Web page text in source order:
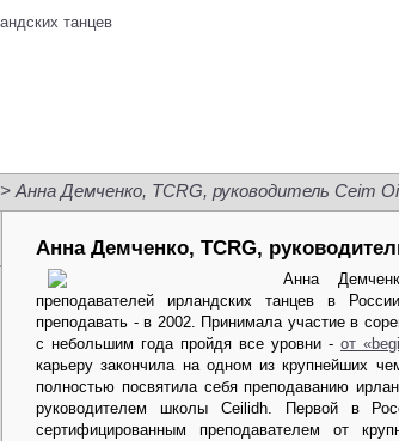
> Анна Демченко, TCRG, руководитель Ceim
Анна Демченко, TCRG,
Анна
преподавателей ирландских танцев в
преподавать - в 2002. Принимала участие в
с небольшим года пройдя все уровни - от
карьеру закончила на одном из крупнейших
полностью посвятила себя преподаванию
руководителем школы Ceilidh. Первой в
сертифицированным преподавателем от